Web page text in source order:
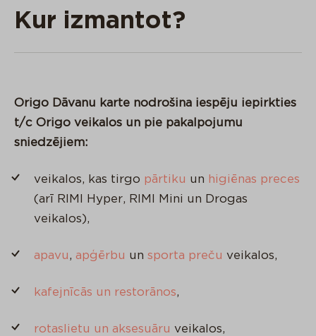
Kur izmantot?
Origo Dāvanu karte nodrošina iespēju iepirkties
t/c Origo veikalos un pie pakalpojumu
sniedzējiem:
veikalos, kas tirgo pārtiku un higiēnas preces
(arī RIMI Hyper, RIMI Mini un Drogas
veikalos),
apavu, apģērbu un sporta preču veikalos,
kafejnīcās un restorānos,
rotaslietu un aksesuāru veikalos,